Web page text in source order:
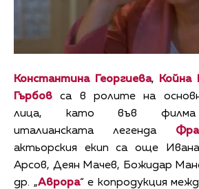
Константина Георгиева, Койна
Гърбов са в ролите на
лица, като във
италианската легенда
актьорския екип са още
Арсов, Деян Мачев, Божидар
др. „Аврора“ е копродукция